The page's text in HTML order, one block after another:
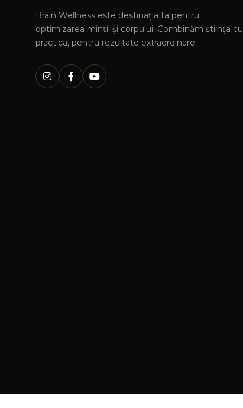
Brain Wellness este destinația ta pentru
optimizarea minții și corpului. Combinăm știința cu
practica, pentru rezultate extraordinare.